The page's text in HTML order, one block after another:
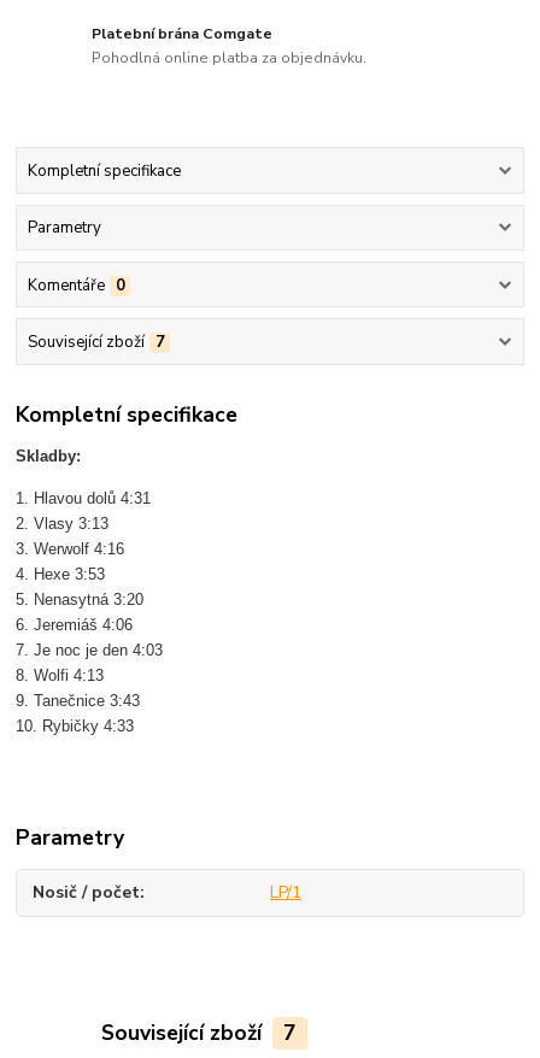
Platební brána Comgate
Pohodlná online platba za objednávku.
Kompletní specifikace
Parametry
Komentáře 0
Související zboží 7
Kompletní specifikace
Skladby:
1. Hlavou dolů 4:31
2. Vlasy 3:13
3. Werwolf 4:16
4. Hexe 3:53
5. Nenasytná 3:20
6. Jeremiáš 4:06
7. Je noc je den 4:03
8. Wolfi 4:13
9. Tanečnice 3:43
10. Rybičky 4:33
Parametry
Nosič / počet LP/1
Související zboží 7